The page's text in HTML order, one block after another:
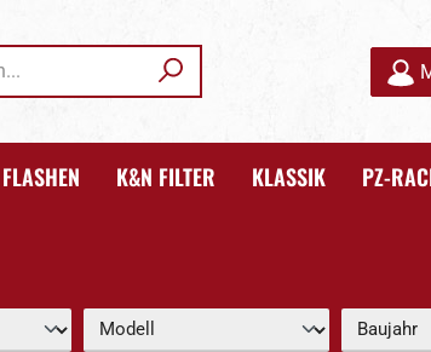
FLASHEN K&N FILTER KLASSIK PZ-